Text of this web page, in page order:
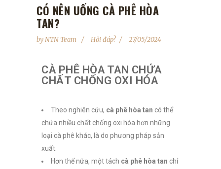
CÓ NÊN UỐNG CÀ PHÊ HÒA
TAN?
byNTN Team Hỏi đáp? 27/05/2024
CÀ PHÊ HÒA TAN CHỨA
CHẤT CHỐNG OXI HÓA
Theo nghiên cứu, cà phê hòa tan có thể
chứa nhiều chất chống oxi hóa hơn những
loại cà phê khác, là do phương pháp sản
xuất.
Hơn thế nữa, một tách cà phê hòa tan chỉ